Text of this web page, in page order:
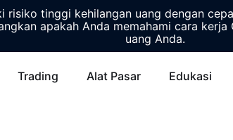
risiko tinggi kehilangan uang dengan
apakah Anda memahami cara
uang Anda.
Trading Alat Pasar Edukasi